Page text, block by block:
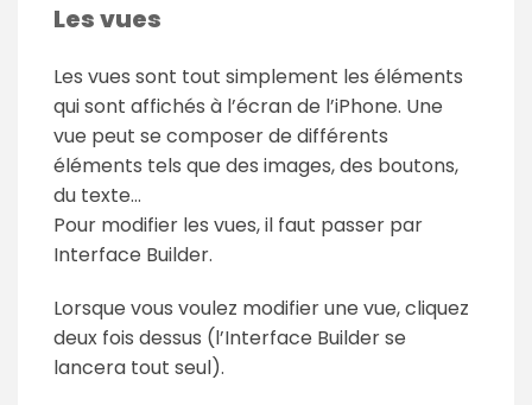
Les vues
Les vues sont tout simplement les éléments
qui sont affichés à l’écran de l’iPhone. Une
vue peut se composer de différents
éléments tels que des images, des boutons,
du texte…
Pour modifier les vues, il faut passer par
Interface Builder.
Lorsque vous voulez modifier une vue, cliquez
deux fois dessus (l’Interface Builder se
lancera tout seul).